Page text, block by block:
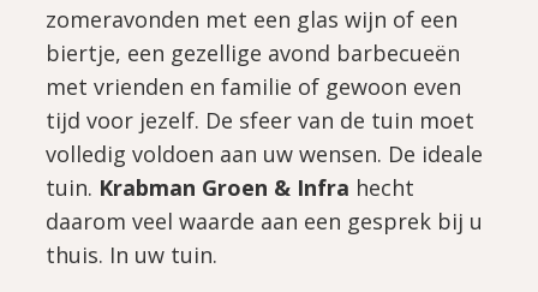
zomeravonden met een glas wijn of een
biertje, een gezellige avond barbecueën
met vrienden en familie of gewoon even
tijd voor jezelf. De sfeer van de tuin moet
volledig voldoen aan uw wensen. De ideale
tuin. Krabman Groen & Infra hecht
daarom veel waarde aan een gesprek bij u
thuis. In uw tuin.